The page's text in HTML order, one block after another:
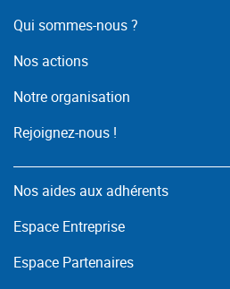
Qui sommes-nous ?
Nos actions
Notre organisation
Rejoignez-nous !
Nos aides aux adhérents
Espace Entreprise
Espace Partenaires